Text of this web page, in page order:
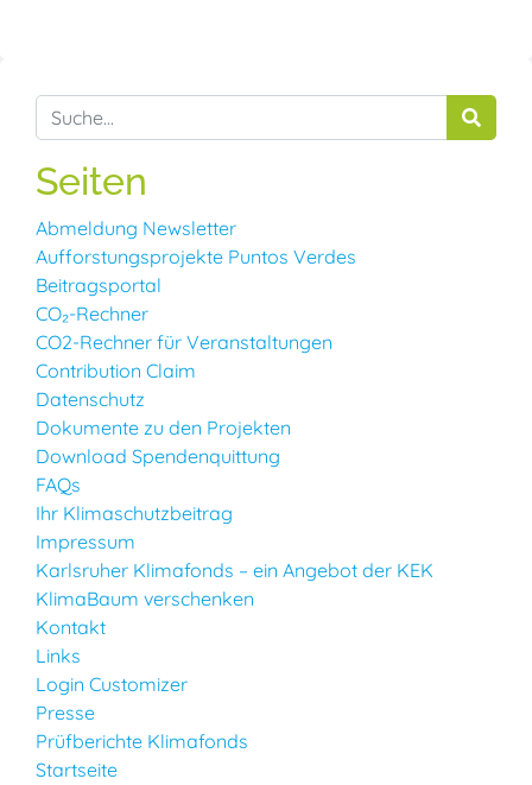
Seiten
Abmeldung Newsletter
Aufforstungsprojekte Puntos Verdes
Beitragsportal
CO₂-Rechner
CO2-Rechner für Veranstaltungen
Contribution Claim
Datenschutz
Dokumente zu den Projekten
Download Spendenquittung
FAQs
Ihr Klimaschutzbeitrag
Impressum
Karlsruher Klimafonds – ein Angebot der KEK
KlimaBaum verschenken
Kontakt
Links
Login Customizer
Presse
Prüfberichte Klimafonds
Startseite